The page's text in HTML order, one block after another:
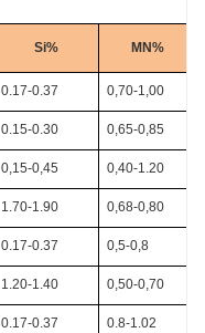
Si% MN%
0.17-0.37 0,70-1,00
0.15-0.30 0,65-0,85
0,15-0,45 0,40-1.20
1.70-1.90 0,68-0,80
0.17-0.37 0,5-0,8
1.20-1.40 0,50-0,70
0.17-0.37 0.8-1.02